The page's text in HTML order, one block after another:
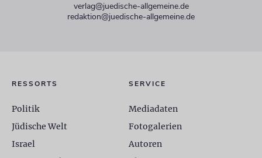
verlag@juedische-allgemeine.de
redaktion@juedische-allgemeine.de
RESSORTS
Politik
Jüdische Welt
Israel
SERVICE
Mediadaten
Fotogalerien
Autoren